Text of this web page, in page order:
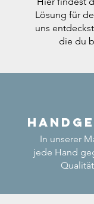
Lösung für
uns
die du
In unserer
jede Hand